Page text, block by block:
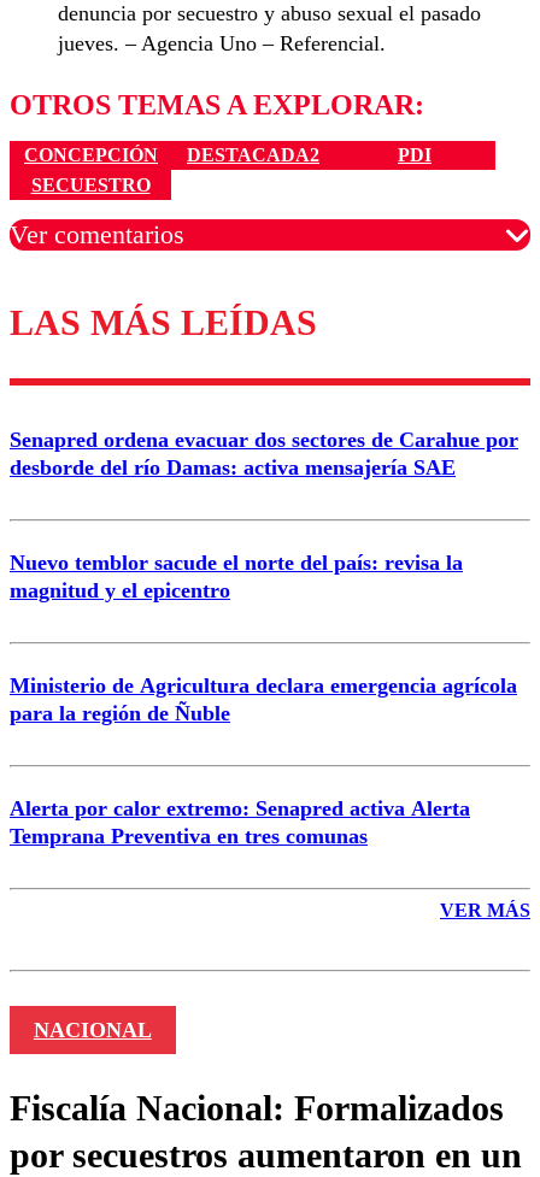
denuncia por secuestro y abuso sexual el pasado
jueves. – Agencia Uno – Referencial.
OTROS TEMAS A EXPLORAR:
CONCEPCIÓN DESTACADA2
PDI
SECUESTRO
Ver comentarios
Los comentarios son moderados para garantizar un
diálogo respetuoso.
Correo
LAS MÁS LEÍDAS
Senapred ordena evacuar dos sectores de Carahue por
desborde del río Damas: activa mensajería SAE
Nuevo temblor sacude el norte del país: revisa la
magnitud y el epicentro
Ministerio de Agricultura declara emergencia agrícola
para la región de Ñuble
Alerta por calor extremo: Senapred activa Alerta
Temprana Preventiva en tres comunas
VER MÁS
NACIONAL
Fiscalía Nacional: Formalizados
por secuestros aumentaron en un